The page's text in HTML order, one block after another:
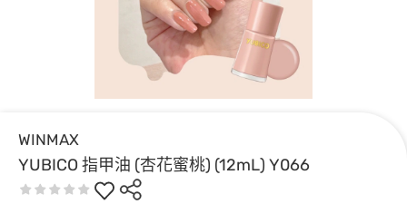
WINMAX
YUBICO 指甲油 (杏花蜜桃) (12mL) Y066